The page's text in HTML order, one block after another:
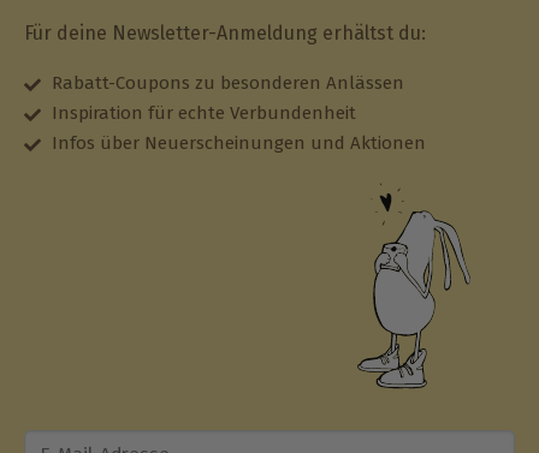
Für deine Newsletter-Anmeldung erhältst du:
Rabatt-Coupons zu besonderen Anlässen
Inspiration für echte Verbundenheit
Infos über Neuerscheinungen und Aktionen